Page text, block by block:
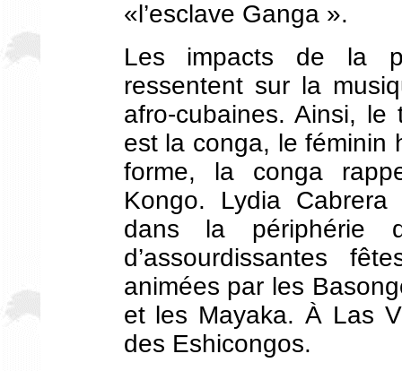
«l’esclave Ganga ».
Les impacts de la
ressentent sur la
afro-cubaines. Ainsi,
est la conga, le féminin
forme, la conga
Kongo. Lydia
dans la
d’assourdissantes
animées par les
et les Mayaka. À Las
des Eshicongos.